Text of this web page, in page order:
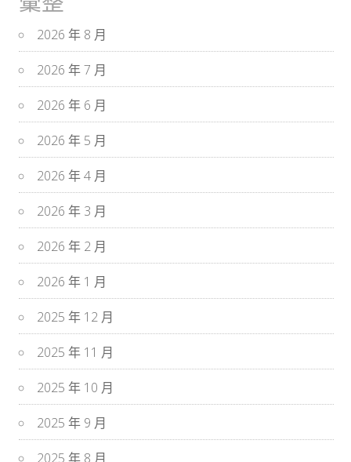
2026 年 8 月
2026 年 7 月
2026 年 6 月
2026 年 5 月
2026 年 4 月
2026 年 3 月
2026 年 2 月
2026 年 1 月
2025 年 12 月
2025 年 11 月
2025 年 10 月
2025 年 9 月
2025 年 8 月